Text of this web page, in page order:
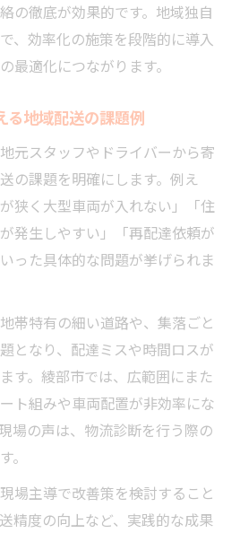
の徹底が効果的です。地域独自
、効率化の施策を段階的に導入
最適化につながります。
る地域配送の課題例
元スタッフやドライバーから寄
の課題を明確にします。例え
狭く大型車両が入れない」「住
発生しやすい」「再配達依頼が
った具体的な問題が挙げられま
帯特有の細い道路や、集落ごと
となり、配達ミスや時間ロスが
す。綾部市では、広範囲にまた
ト組みや車両配置が非効率にな
場の声は、物流診断を行う際の
。
場主導で改善策を検討すること
精度の向上など、実践的な成果